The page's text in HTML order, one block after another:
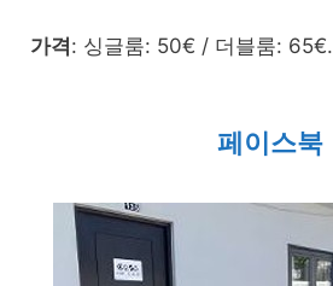
가격 : 싱글룸: 50€ / 더블룸: 65€.
페이스북